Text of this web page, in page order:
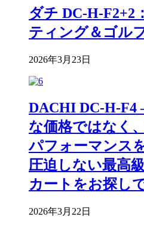
ダチ DC-H-F2+2
ティング＆ゴル
2026年3月23日
DACHI DC-H-F4
な価格ではなく
パフォーマンス
圧迫しない最高
カートをお探し
2026年3月22日